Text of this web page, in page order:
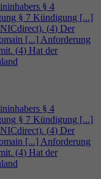
§ 4
§ 7 Kündigung [...]
(4) Der
[...] Anforderung
(4) Hat der
§ 4
§ 7 Kündigung [...]
(4) Der
[...] Anforderung
(4) Hat der